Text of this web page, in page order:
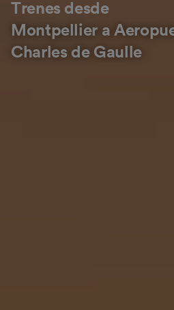
Trenes desde
Montpellier a
Charles de Gaulle